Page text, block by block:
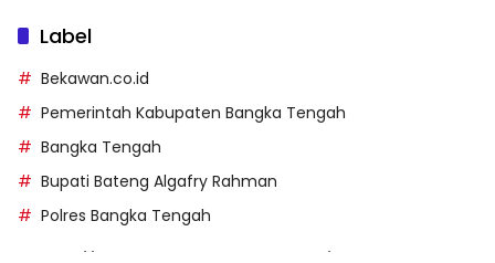
Label
Bekawan.co.id
Pemerintah Kabupaten Bangka Tengah
Bangka Tengah
Bupati Bateng Algafry Rahman
Polres Bangka Tengah